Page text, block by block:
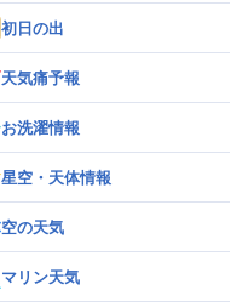
初日の出
天気痛予報
お洗濯情報
星空・天体情報
空の天気
マリン天気